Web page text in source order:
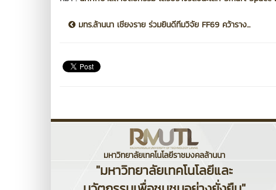
มทร.ล้านนา เชียงราย ร่วมยินดีทีมวิจัย FF69 คว้าราง...
มหาวิทยาลัยเทคโนโลยีราชมงคลล้านนา
"มหาวิทยาลัยเทคโนโลยีและ